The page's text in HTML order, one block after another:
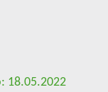
18.05.2022